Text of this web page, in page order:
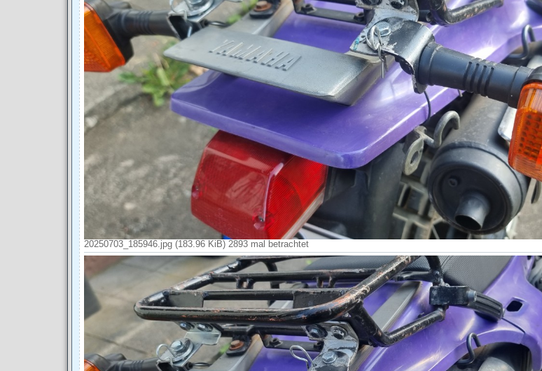
20250703_185946.jpg (183.96 KiB) 2893 mal betrachtet